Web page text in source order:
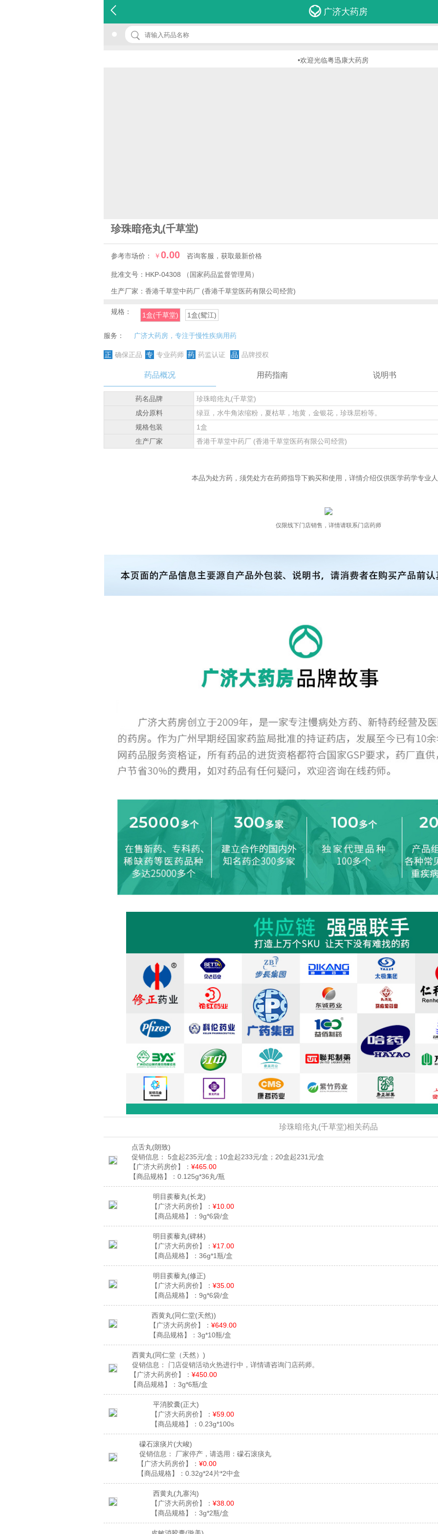
广济大药房
•欢迎光临粤迅康大药房
珍珠暗疮丸(千草堂)
参考市场价： ￥0.00 咨询客服，获取最新价格
批准文号： HKP-04308 （国家药品监督管理局）
生产厂家： 香港千草堂中药厂 (香港千草堂医药有限公司经营)
规格： 1盒(千草堂) 1盒(鸳江)
服务： 广济大药房，专注于慢性疾病用药
正 确保正品 专 专业药师 药 药监认证 品 品牌授权
药品概况 用药指南 说明书
药名品牌
珍珠暗疮丸(千草堂)
成分原料
绿豆，水牛角浓缩粉，夏枯草，地黄，金银花，珍珠层粉等。
规格包装
1盒
生产厂家
香港千草堂中药厂 (香港千草堂医药有限公司经营)
本品为处方药，须凭处方在药师指导下购买和使用，详情介绍仅供医学药学专业
仅限线下门店销售，详情请联系门店药师
珍珠暗疮丸(千草堂)相关药品
点舌丸(朗致)
促销信息：
5盒起235元/盒；10盒起233元/盒；20盒起231元/盒
【广济大药房价】： ¥465.00
【商品规格】： 0.125g*36丸/瓶
明目蒺藜丸(长龙)
【广济大药房价】： ¥10.00
【商品规格】： 9g*6袋/盒
明目蒺藜丸(碑林)
【广济大药房价】： ¥17.00
【商品规格】： 36g*1瓶/盒
明目蒺藜丸(修正)
【广济大药房价】： ¥35.00
【商品规格】： 9g*6袋/盒
西黄丸(同仁堂(天然))
【广济大药房价】： ¥649.00
【商品规格】： 3g*10瓶/盒
西黄丸(同仁堂（天然）)
促销信息：
门店促销活动火热进行中，详情请咨询门店药师。
【广济大药房价】： ¥450.00
【商品规格】： 3g*6瓶/盒
平消胶囊(正大)
【广济大药房价】： ¥59.00
【商品规格】： 0.23g*100s
礞石滚痰片(大峻)
促销信息：
厂家停产，请选用：礞石滚痰丸
【广济大药房价】： ¥0.00
【商品规格】： 0.32g*24片*2中盒
西黄丸(九寨沟)
【广济大药房价】： ¥38.00
【商品规格】： 3g*2瓶/盒